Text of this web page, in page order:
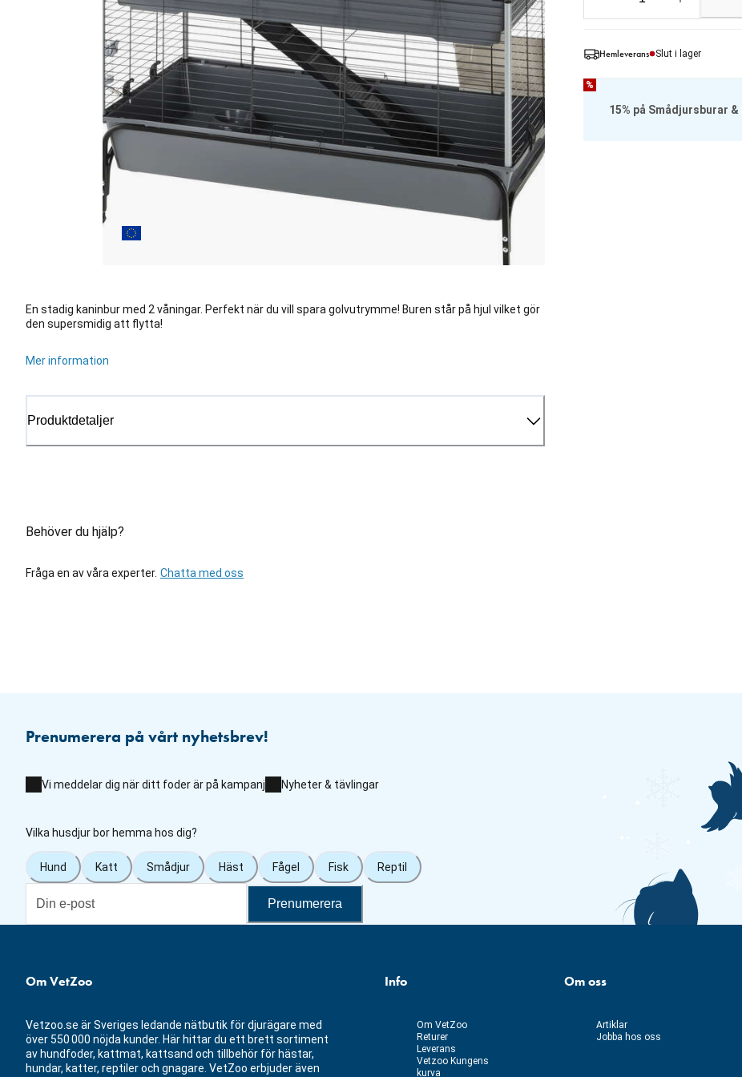
En stadig kaninbur med 2 våningar. Perfekt när du vill spara golvutrymme! Buren står på hjul vilket gör
den supersmidig att flytta!
Mer information
Produktdetaljer
Behöver du hjälp?
Fråga en av våra experter. Chatta med oss
Hemleverans Slut i lager
%
15% på Smådjursburar &
Prenumerera på vårt nyhetsbrev!
Vi meddelar dig när ditt foder är på kampanj Nyheter & tävlingar
Vilka husdjur bor hemma hos dig?
Hund Katt Smådjur Häst Fågel Fisk Reptil
Prenumerera
Om VetZoo
Vetzoo.se är Sveriges ledande nätbutik för djurägare med
över 550 000 nöjda kunder. Här hittar du ett brett sortiment
av hundfoder, kattmat, kattsand och tillbehör för hästar,
hundar, katter, reptiler och gnagare. VetZoo erbjuder även
Info
Om VetZoo
Returer
Leverans
Vetzoo Kungens
kurva
Om oss
Artiklar
Jobba hos oss